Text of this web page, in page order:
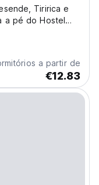
Tiririca e
a pé do Hostel
a partir de
€12.83